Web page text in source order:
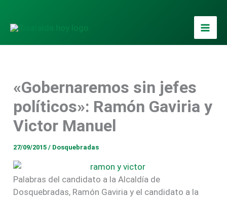
contenido
«Gobernaremos sin jefes
políticos»: Ramón Gaviria y
Victor Manuel
27/09/2015/ Dosquebradas
Palabras del candidato a la Alcaldía de
Dosquebradas, Ramón Gaviria y el candidato a la